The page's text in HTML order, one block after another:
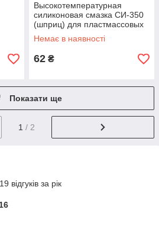
Высокотемпературная
силиконовая смазка СИ-350
(шприц) для пластмассовых
шестерен и втулок
Немає в наявності
62 ₴
Показати ще
1 / 2
відгуків за рік